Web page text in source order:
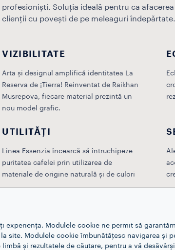
profesioniști. Soluția ideală pentru ca
clienții cu povești de pe meleaguri îndepărtate.
VIZIBILITATE
Arta și designul amplifică identitatea La
Reserva de ¡Tierra! Reinventat de Raikhan
Musrepova, fiecare material prezintă un
nou model grafic.
UTILITĂȚI
Linea Essenzia încearcă să întruchipeze
puritatea cafelei prin utilizarea de
materiale de origine naturală și de culori
calde și elegante.
experiența. Modulele cookie ne permit să
site. Modulele cookie îmbunătățesc navigarea și
și rezultatele de căutare, pentru a vă